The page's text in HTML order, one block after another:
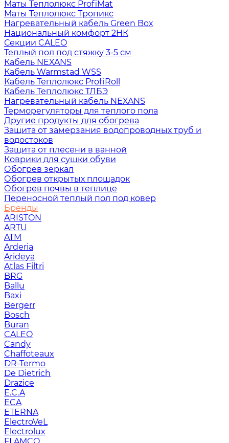
Маты Теплолюкс ProfiMat
Маты Теплолюкс Тропикс
Нагревательный кабель Green Box
Национальный комфорт 2НК
Секции CALEO
Теплый пол под стяжку 3-5 см
Кабель NEXANS
Кабель Warmstad WSS
Кабель Теплолюкс ProfiRoll
Кабель Теплолюкс ТЛБЭ
Нагревательный кабель NEXANS
Терморегуляторы для теплого пола
Другие продукты для обогрева
Защита от замерзания водопроводных труб и
водостоков
Защита от плесени в ванной
Коврики для сушки обуви
Обогрев зеркал
Обогрев открытых площадок
Обогрев почвы в теплице
Переносной теплый пол под ковер
Бренды
ARISTON
ARTU
ATM
Arderia
Arideya
Atlas Filtri
BRG
Ballu
Baxi
Bergerr
Bosch
Buran
CALEO
Candy
Chaffoteaux
DR-Termo
De Dietrich
Drazice
E.C.A
ECA
ETERNA
ElectroVeL
Electrolux